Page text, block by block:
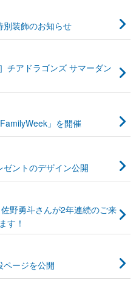
別装飾のお知らせ
チアドラゴンズ サマーダン
」を開催
ントのデザイン公開
野勇斗さんが2年連続のご来
す！
ページを公開